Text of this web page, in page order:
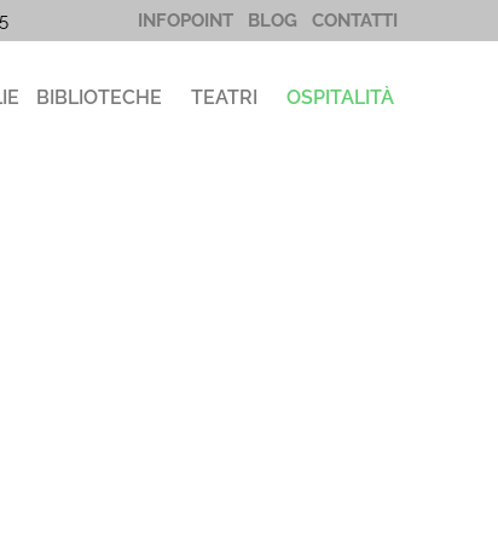
INFOPOINT BLOG CONTATTI
BIBLIOTECHE TEATRI OSPITALITÀ